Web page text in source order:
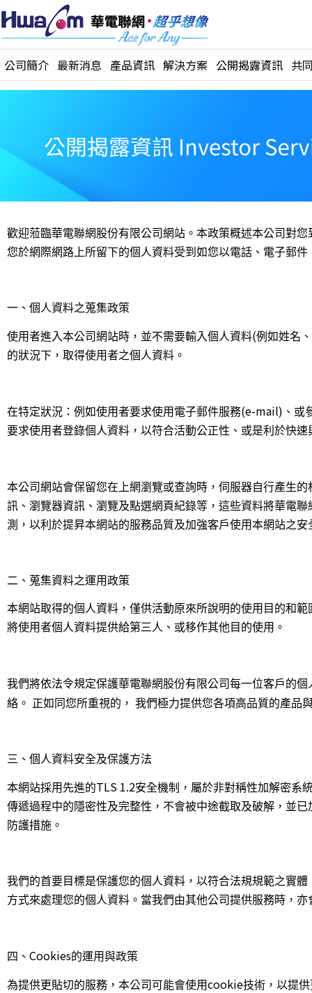
公司簡介 最新消息 產品資訊 解決方案 公開揭露資訊 共
歡迎蒞臨華電聯網股份有限公司網站。本政策概述本公司對
您於網際網路上所留下的個人資料受到如您以電話、 電子郵件
一、個人資料之蒐集政策
使用者進入本公司網站時，並不需要輸入個人資料(例如姓名
的狀況下，取得使用者之個人資料。
在特定狀況：例如使用者要求使用電子郵件服務(e-mail) 、或
要求使用者登錄個人資料，以符合活動公正性、或是利於快
本公司網站會保留您在上網瀏覽或查詢時，伺服器自行產生
訊、瀏覽器資訊、瀏覽及點選網頁紀錄等，這些資料將華電
測，以利於提昇本網站的服務品質及加強客戶使用本網站之安
二、蒐集資料之運用政策
本網站取得的個人資料，僅供活動原來所說明的使用目的和
將使用者個人資料提供給第三人、或移作其他目的使用。
我們將依法令規定保護華電聯網股份有限公司每一位客戶的個
絡。 正如同您所重視的， 我們極力提供您各項高品質的產品
三、個人資料安全及保護方法
本網站採用先進的TLS 1.2安全機制，屬於非對稱性加解密系
傳遞過程中的隱密性及完整性，不會被中途截取及破解，並
防護措施。
我們的首要目標是保護您的個人資料，以符合法規規範之實
方式來處理您的個人資料。當我們由其他公司提供服務時，
四、 Cookies的運用與政策
為提供更貼切的服務，本公司可能會使用cookie技術，以提